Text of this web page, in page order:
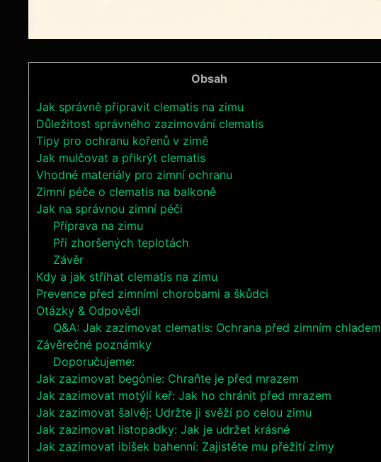
Obsah
Jak správně připravit clematis na zimu
Důležitost správného zazimování clematis
Tipy pro ochranu kořenů v zimě
Jak mulčovat a přikrýt clematis
Vhodné materiály pro zimní ochranu
Zimní péče o clematis na balkoně
Jak na správnou zimní péči
Příprava na zimu
Při zhoršených teplotách
Závěr
Kdy a jak stříhat clematis na zimu
Prevence před zimními chorobami a škůdci
Otázky & Odpovědi
Q&A: Jak zazimovat clematis: Ochrana před zimním chladem
Závěrečné poznámky
Doporučujeme:
Jak zazimovat begónie: Chraňte je před mrazem
Jak zazimovat motýlí keř: Jak ho chránit před mrazem
Jak zazimovat šalvěj: Udržte ji svěží po celou zimu
Jak zazimovat listopadky: Jak je udržet krásné
Jak zazimovat ibišek bahenní: Zajistěte mu přežití zimy